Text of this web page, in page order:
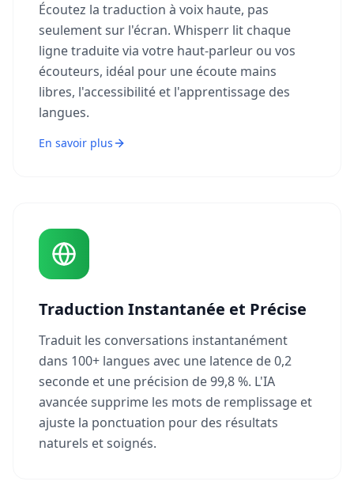
Écoutez la traduction à voix haute, pas
seulement sur l'écran. Whisperr lit chaque
ligne traduite via votre haut-parleur ou vos
écouteurs, idéal pour une écoute mains
libres, l'accessibilité et l'apprentissage des
langues.
En savoir plus
Traduction Instantanée et Précise
Traduit les conversations instantanément
dans 100+ langues avec une latence de 0,2
seconde et une précision de 99,8 %. L'IA
avancée supprime les mots de remplissage et
ajuste la ponctuation pour des résultats
naturels et soignés.